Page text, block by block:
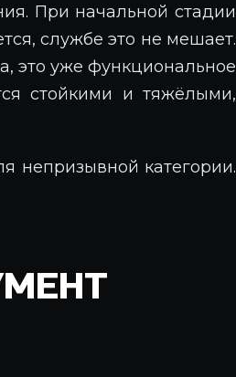
При начальной стадии
службе это не мешает.
это уже функциональное
стойкими и тяжёлыми,
непризывной категории.